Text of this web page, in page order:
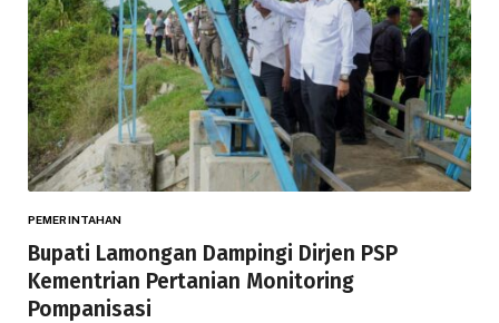
PEMERINTAHAN
Bupati Lamongan Dampingi Dirjen PSP
Kementrian Pertanian Monitoring
Pompanisasi